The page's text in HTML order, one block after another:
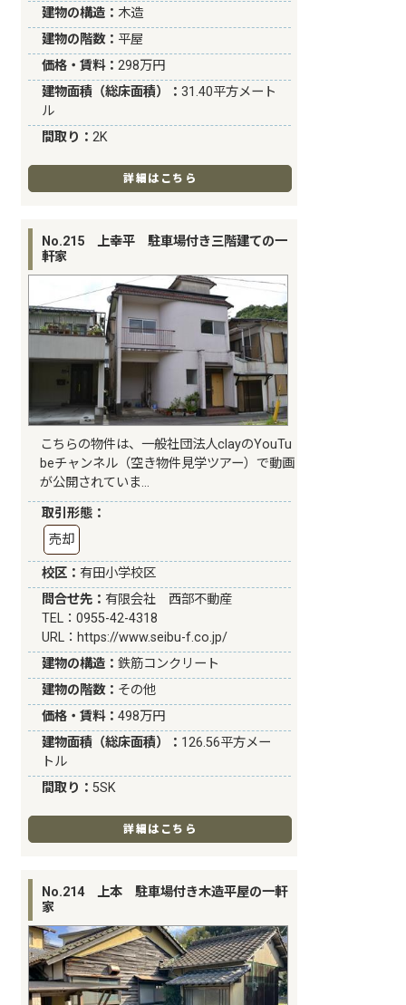
建物の構造： 木造
建物の階数： 平屋
価格・賃料：298万円
建物面積（総床面積）：31.40平方メート
ル
間取り：2K
詳細はこちら
No.215 上幸平 駐車場付き三階建ての一
軒家
こちらの物件は、一般社団法人clayのYouTu
beチャンネル（空き物件見学ツアー）で動画
が公開されていま…
取引形態：
売却
校区： 有田小学校区
問合せ先： 有限会社 西部不動産
TEL：0955-42-4318
URL： https://www.seibu-f.co.jp/
建物の構造：鉄筋コンクリート
建物の階数： その他
価格・賃料：498万円
建物面積（総床面積）： 126.56平方メー
トル
間取り：5SK
詳細はこちら
No.214 上本 駐車場付き木造平屋の一軒
家